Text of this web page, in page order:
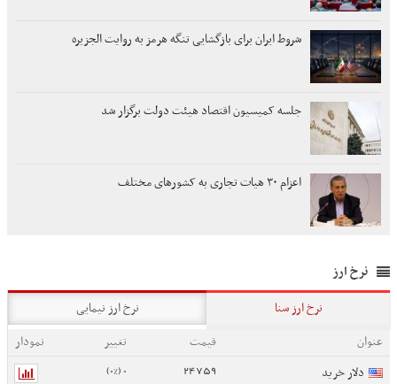
شروط ایران برای بازگشایی تنگه هرمز به روایت الجزیره
جلسه کمیسیون اقتصاد هیئت دولت برگزار شد
اعزام ۳۰ هیات تجاری به کشورهای مختلف
نرخ ارز
نرخ ارز سنا
نرخ ارز نیمایی
عنوان
قیمت تغییر
نمودار
دلار خرید
24759
0 (0%)